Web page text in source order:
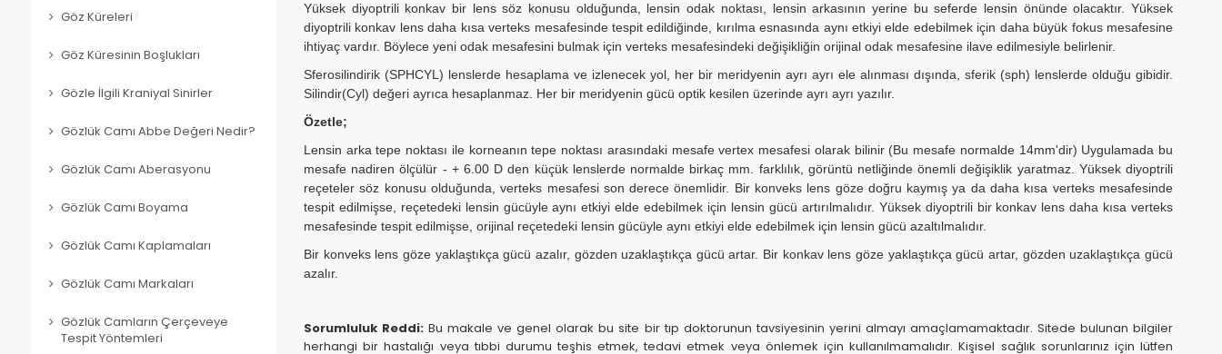
Göz Küreleri
Göz Küresinin Boşlukları
Gözle İlgili Kraniyal Sinirler
Gözlük Camı Abbe Değeri Nedir?
Gözlük Camı Aberasyonu
Gözlük Camı Boyama
Gözlük Camı Kaplamaları
Gözlük Camı Markaları
Gözlük Camların Çerçeveye
Tespit Yöntemleri
Yüksek diyoptrili konkav bir lens söz konusu olduğunda, lensin odak noktası, lensin arkasının yerine bu seferde lensin önünde olacaktır. Yüksek
diyoptrili konkav lens daha kısa verteks mesafesinde tespit edildiğinde, kırılma esnasında aynı etkiyi elde edebilmek için daha büyük fokus mesafesine
ihtiyaç vardır. Böylece yeni odak mesafesini bulmak için verteks mesafesindeki değişikliğin orijinal odak mesafesine ilave edilmesiyle belirlenir.
Sferosilindirik (SPHCYL) lenslerde hesaplama ve izlenecek yol, her bir meridyenin ayrı ayrı ele alınması dışında, sferik (sph) lenslerde olduğu gibidir.
Silindir(Cyl) değeri ayrıca hesaplanmaz. Her bir meridyenin gücü optik kesilen üzerinde ayrı ayrı yazılır.
Özetle;
Lensin arka tepe noktası ile korneanın tepe noktası arasındaki mesafe vertex mesafesi olarak bilinir (Bu mesafe normalde 14mm'dir) Uygulamada bu
mesafe nadiren ölçülür - + 6.00 D den küçük lenslerde normalde birkaç mm. farklılık, görüntü netliğinde önemli değişiklik yaratmaz. Yüksek diyoptrili
reçeteler söz konusu olduğunda, verteks mesafesi son derece önemlidir. Bir konveks lens göze doğru kaymış ya da daha kısa verteks mesafesinde
tespit edilmişse, reçetedeki lensin gücüyle aynı etkiyi elde edebilmek için lensin gücü artırılmalıdır. Yüksek diyoptrili bir konkav lens daha kısa verteks
mesafesinde tespit edilmişse, orijinal reçetedeki lensin gücüyle aynı etkiyi elde edebilmek için lensin gücü azaltılmalıdır.
Bir konveks lens göze yaklaştıkça gücü azalır, gözden uzaklaştıkça gücü artar. Bir konkav lens göze yaklaştıkça gücü artar, gözden uzaklaştıkça gücü
azalır.
Sorumluluk Reddi: Bu makale ve genel olarak bu site bir tıp doktorunun tavsiyesinin yerini almayı amaçlamamaktadır. Sitede bulunan bilgiler
herhangi bir hastalığı veya tıbbi durumu teşhis etmek, tedavi etmek veya önlemek için kullanılmamalıdır. Kişisel sağlık sorunlarınız için lütfen